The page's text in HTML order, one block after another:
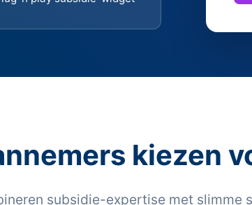
kiezen
subsidie-expertise met slimme